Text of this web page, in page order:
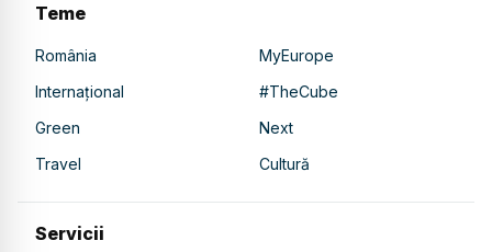
Teme
România
MyEurope
Internațional
#TheCube
Green
Next
Travel
Cultură
Servicii